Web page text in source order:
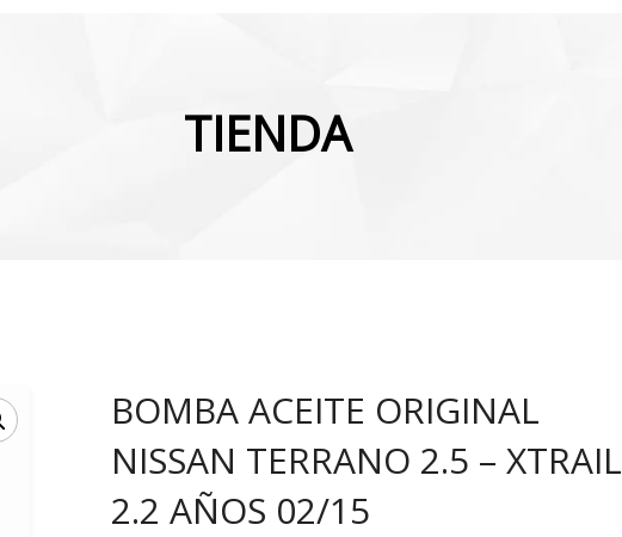
TIENDA
BOMBA ACEITE ORIGINAL
NISSAN TERRANO 2.5 – XTRAIL
2.2 AÑOS 02/15